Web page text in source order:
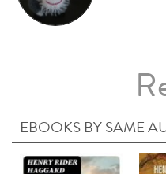
EBOOKS BY SAME